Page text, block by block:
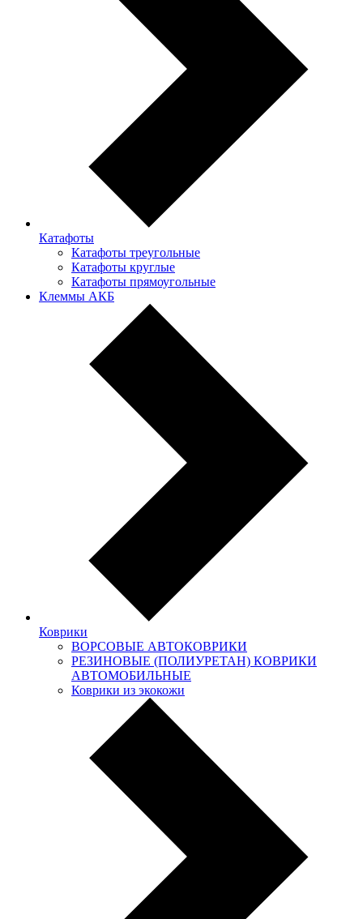
Катафоты
Катафоты треугольные
Катафоты круглые
Катафоты прямоугольные
Клеммы АКБ
Коврики
ВОРСОВЫЕ АВТОКОВРИКИ
РЕЗИНОВЫЕ (ПОЛИУРЕТАН) КОВРИКИ
АВТОМОБИЛЬНЫЕ
Коврики из экокожи